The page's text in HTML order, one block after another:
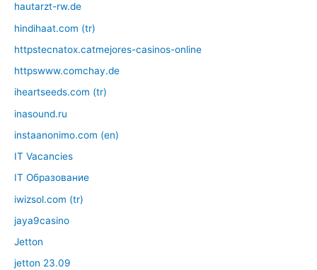
hautarzt-rw.de
hindihaat.com (tr)
httpstecnatox.catmejores-casinos-online
httpswww.comchay.de
iheartseeds.com (tr)
inasound.ru
instaanonimo.com (en)
IT Vacancies
IT Образование
iwizsol.com (tr)
jaya9casino
Jetton
jetton 23.09